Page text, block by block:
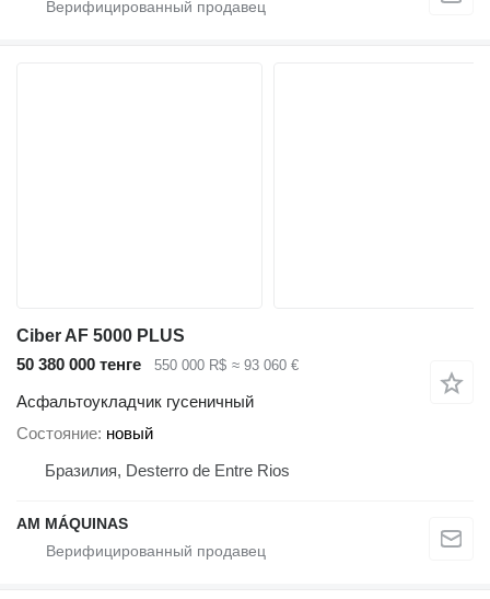
Ciber AF 5000 PLUS
50 380 000 тенге
550 000 R$ ≈ 93 060 €
Асфальтоукладчик гусеничный
Состояние новый
Бразилия, Desterro de Entre Rios
AM MÁQUINAS